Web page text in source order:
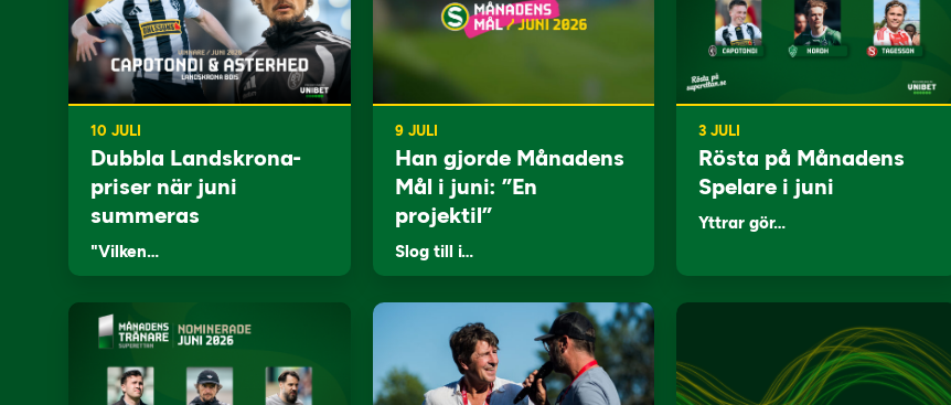
10 JULI
Dubbla Landskrona-
priser när juni
summeras
"Vilken…
9 JULI
Han gjorde Månadens
Mål i juni: ”En
projektil”
Slog till i…
3 JULI
Rösta på Månadens
Spelare i juni
Yttrar gör…